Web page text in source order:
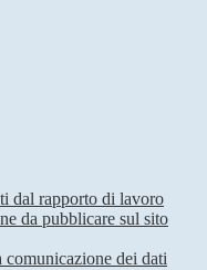
dal rapporto di lavoro
da pubblicare sul sito
comunicazione dei dati